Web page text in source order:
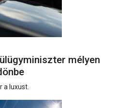
mélyen
a luxust.